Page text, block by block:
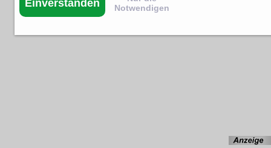
Einverstanden
Notwendigen